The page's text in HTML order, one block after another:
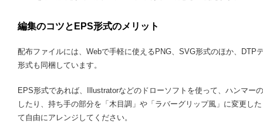
編集のコツとEPS形式のメリット
配布ファイルには、Webで手軽に使えるPNG、SVG形式のほか、
形式も同梱しています。
EPS形式であれば、Illustratorなどのドローソフトを使って、ハンマー
したり、持ち手の部分を「木目調」や「ラバーグリップ風」に変更し
て自由にアレンジしてください。